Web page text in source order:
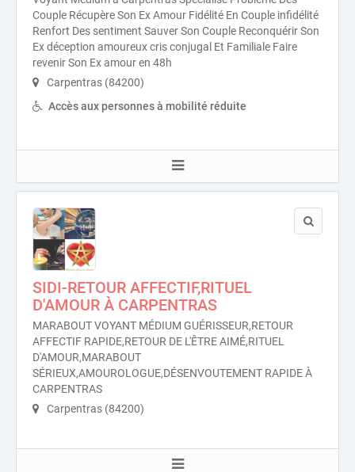
Couple Récupère Son Ex Amour Fidélité En Couple infidélité
Renfort Des sentiment Sauver Son Couple Reconquérir Son
Ex déception amoureux cris conjugal Et Familiale Faire
revenir Son Ex amour en 48h
Carpentras (84200)
Accès aux personnes à mobilité réduite
SIDI-RETOUR AFFECTIF,RITUEL
D'AMOUR À CARPENTRAS
MARABOUT VOYANT MÉDIUM GUÉRISSEUR,RETOUR
AFFECTIF RAPIDE,RETOUR DE L'ÊTRE AIMÉ,RITUEL
D'AMOUR,MARABOUT
SÉRIEUX,AMOUROLOGUE,DÉSENVOUTEMENT RAPIDE À
CARPENTRAS
Carpentras (84200)